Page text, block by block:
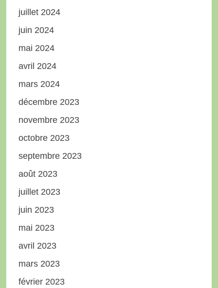
juillet 2024
juin 2024
mai 2024
avril 2024
mars 2024
décembre 2023
novembre 2023
octobre 2023
septembre 2023
août 2023
juillet 2023
juin 2023
mai 2023
avril 2023
mars 2023
février 2023